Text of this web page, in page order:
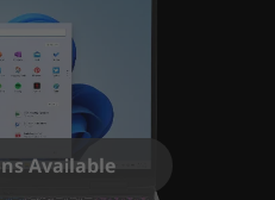
Available